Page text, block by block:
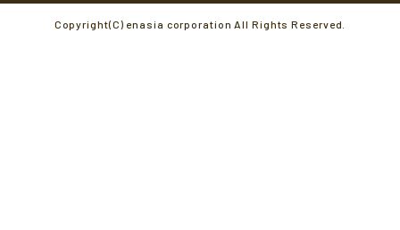
Copyright(C) enasia corporation All Rights Reserved.